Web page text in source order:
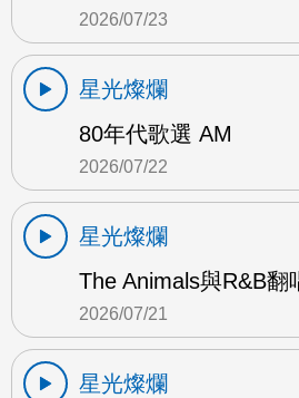
2026/07/23
星光燦爛
80年代歌選 AM
2026/07/22
星光燦爛
The Animals與R&B翻
2026/07/21
星光燦爛